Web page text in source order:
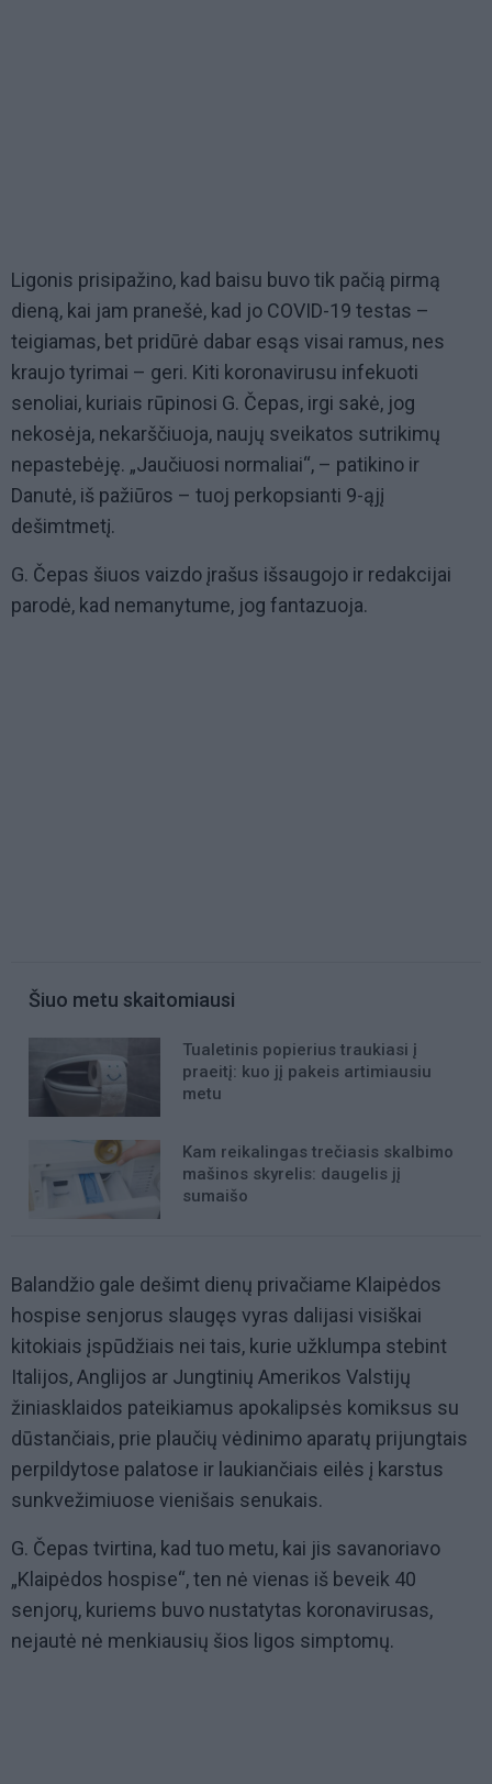
Ligonis prisipažino, kad baisu buvo tik pačią pirmą
dieną, kai jam pranešė, kad jo COVID-19 testas –
teigiamas, bet pridūrė dabar esąs visai ramus, nes
kraujo tyrimai – geri. Kiti koronavirusu infekuoti
senoliai, kuriais rūpinosi G. Čepas, irgi sakė, jog
nekosėja, nekarščiuoja, naujų sveikatos sutrikimų
nepastebėję. „Jaučiuosi normaliai“, – patikino ir
Danutė, iš pažiūros – tuoj perkopsianti 9-ąjį
dešimtmetį.
G. Čepas šiuos vaizdo įrašus išsaugojo ir redakcijai
parodė, kad nemanytume, jog fantazuoja.
Šiuo metu skaitomiausi
Tualetinis popierius traukiasi į
praeitį: kuo jį pakeis artimiausiu
metu
Kam reikalingas trečiasis skalbimo
mašinos skyrelis: daugelis jį
sumaišo
Balandžio gale dešimt dienų privačiame Klaipėdos
hospise senjorus slaugęs vyras dalijasi visiškai
kitokiais įspūdžiais nei tais, kurie užklumpa stebint
Italijos, Anglijos ar Jungtinių Amerikos Valstijų
žiniasklaidos pateikiamus apokalipsės komiksus su
dūstančiais, prie plaučių vėdinimo aparatų prijungtais
perpildytose palatose ir laukiančiais eilės į karstus
sunkvežimiuose vienišais senukais.
G. Čepas tvirtina, kad tuo metu, kai jis savanoriavo
„Klaipėdos hospise“, ten nė vienas iš beveik 40
senjorų, kuriems buvo nustatytas koronavirusas,
nejautė nė menkiausių šios ligos simptomų.